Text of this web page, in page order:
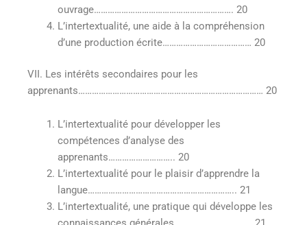
ouvrage……………………………………………………. 20
L’intertextualité, une aide à la compréhension
d’une production écrite………………………………… 20
VII. Les intérêts secondaires pour les
apprenants……………………………………………………………………… 20
L’intertextualité pour développer les
compétences d’analyse des
apprenants……………………….. 20
L’intertextualité pour le plaisir d’apprendre la
langue……………………………………………………….. 21
L’intertextualité, une pratique qui développe les